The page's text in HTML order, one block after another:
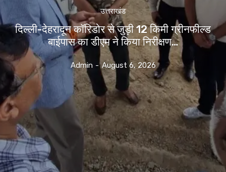
उत्तराखंड
दिल्ली-देहरादून कॉरिडोर से जुड़ी 12 किमी ग्रीनफील्ड
बाईपास का डीएम ने किया निरीक्षण…
Admin - August 6, 2026